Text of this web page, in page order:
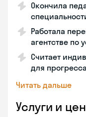
Окончила
Работала
агентстве по
Считает
для
Читать дальше
Услуги и